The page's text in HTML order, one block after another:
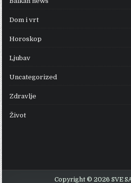
Dom i vrt
Horoskop
Ljubav
Uncategorized
Zdravlje
Život
Copyright © 2026 SVE